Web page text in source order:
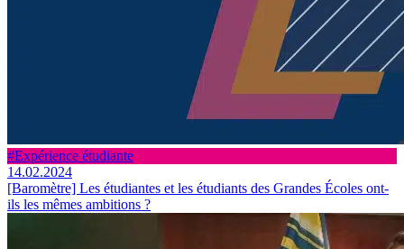
#Expérience étudiante
14.02.2024
[Baromètre] Les étudiantes et les étudiants des Grandes Écoles ont-
ils les mêmes ambitions ?